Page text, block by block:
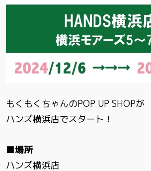
もくもくちゃんのPOP UP SHOPが
ハンズ横浜店でスタート！
■場所
ハンズ横浜店